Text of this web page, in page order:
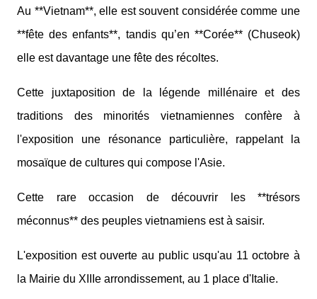
Au **Vietnam**, elle est souvent considérée comme une
**fête des enfants**, tandis qu’en **Corée** (Chuseok)
elle est davantage une fête des récoltes.
Cette juxtaposition de la légende millénaire et des
traditions des minorités vietnamiennes confère à
l'exposition une résonance particulière, rappelant la
mosaïque de cultures qui compose l'Asie.
Cette rare occasion de découvrir les **trésors
méconnus** des peuples vietnamiens est à saisir.
L'exposition est ouverte au public usqu'au 11 octobre à
la Mairie du XIIIe arrondissement, au 1 place d'Italie.